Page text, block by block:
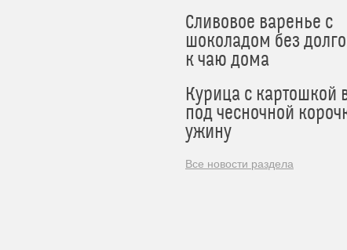
Сливовое варенье с
шоколадом без
к чаю дома
Курица с картошкой
под чесночной
ужину
Все новости раздела